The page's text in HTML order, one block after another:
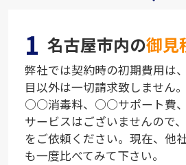
1 名古屋市内の御見
弊社では契約時の初期費用は
目以外は一切請求致しません。
○○消毒料、○○サポート費
サービスはございませんので
をご依頼ください。現在、他
も一度比べてみて下さい。